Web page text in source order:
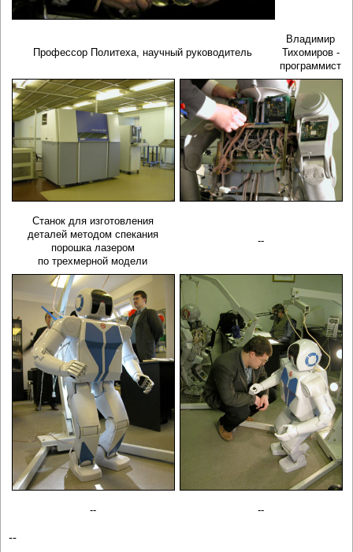
Профессор Политеха, научный руководитель
Владимир
Тихомиров -
программист
Станок для изготовления
деталей методом спекания
порошка лазером
по трехмерной модели
--
-- --
--